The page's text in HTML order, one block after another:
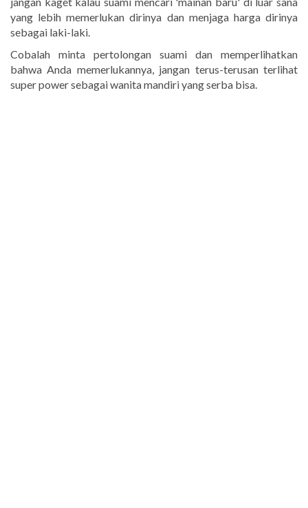
yang lebih memerlukan dirinya dan menjaga harga dirinya
sebagai laki-laki.
Cobalah minta pertolongan suami dan memperlihatkan
bahwa Anda memerlukannya, jangan terus-terusan terlihat
super power sebagai wanita mandiri yang serba bisa.